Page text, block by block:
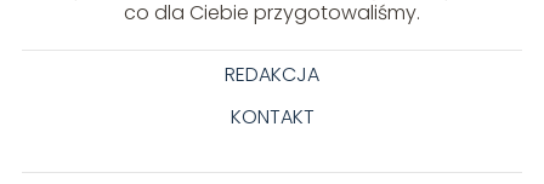
co dla Ciebie przygotowaliśmy.
REDAKCJA
KONTAKT